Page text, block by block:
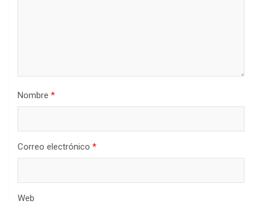
Nombre *
Correo electrónico *
Web